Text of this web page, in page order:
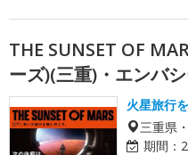
THE SUNSET OF
ーズ)(三重)・エンバ
火星旅行
三重県
期間：